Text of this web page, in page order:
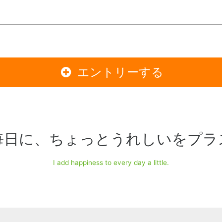
エントリーする
日に、ちょっと うれしいをプラ
I add happiness to every day a little.